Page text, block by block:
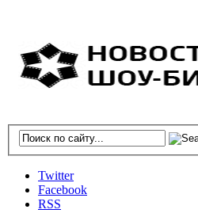
Twitter
Facebook
RSS